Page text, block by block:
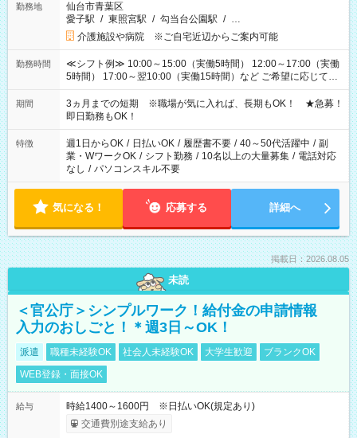
勤務地
仙台市青葉区
愛子駅 / 東照宮駅 / 勾当台公園駅 / …
介護施設や病院 ※ご自宅近辺からご案内可能
勤務時間
≪シフト例≫ 10:00～15:00（実働5時間） 12:00～17:00（実働
5時間） 17:00～翌10:00（実働15時間）など ご希望に応じて、
働く時間は調整できます！ お気軽に担当へ相談ください！
期間
3ヵ月までの短期 ※職場が気に入れば、長期もOK！ ★急募！
即日勤務もOK！
特徴 週1日からOK / 日払いOK / 履歴書不要 / 40～50代活躍中 / 副
業・WワークOK / シフト勤務 / 10名以上の大量募集 / 電話対応
なし / パソコンスキル不要
気になる！ 応募する 詳細へ
掲載日：2026.08.05
未読
＜官公庁＞シンプルワーク！給付金の申請情報
入力のおしごと！＊週3日～OK！
派遣 職種未経験OK 社会人未経験OK 大学生歓迎
ブランクOK
WEB登録・面接OK
給与
時給1400～1600円 ※日払いOK(規定あり)
交通費別途支給あり